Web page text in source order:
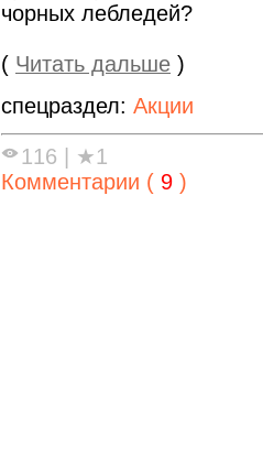
чорных лебледей?
( Читать дальше )
спецраздел: Акции
116 | ★1
Комментарии ( 9 )